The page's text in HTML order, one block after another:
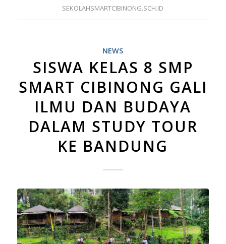
SEKOLAHSMARTCIBINONG.SCH.ID
NEWS
​SISWA KELAS 8 SMP
SMART CIBINONG GALI
ILMU DAN BUDAYA
DALAM STUDY TOUR
KE BANDUNG